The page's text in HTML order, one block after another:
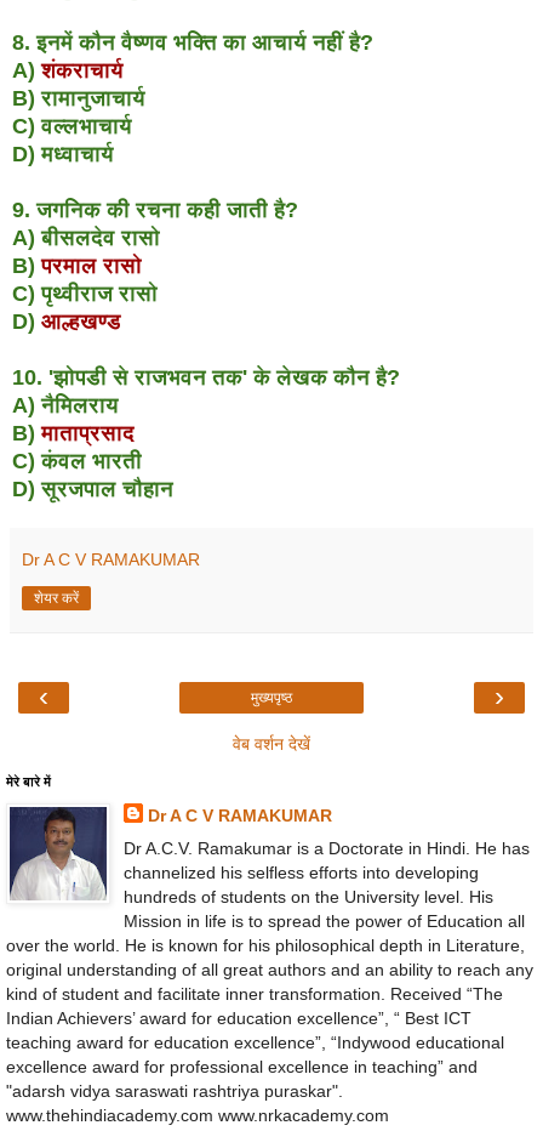
8. इनमें कौन वैष्णव भक्ति का आचार्य नहीं है?
A)शंकराचार्य
B) रामानुजाचार्य
C) वल्लभाचार्य
D) मध्वाचार्य
9. जगनिक की रचना कही जाती है?
A) बीसलदेव रासो
B)परमाल रासो
C) पृथ्वीराज रासो
D) आल्हखण्ड
10. 'झोपडी से राजभवन तक' के लेखक कौन है?
A) नैमिलराय
B)माताप्रसाद
C) कंवल भारती
D) सूरजपाल चौहान
Dr A C V RAMAKUMAR
शेयर करें
‹ ›
मुख्यपृष्ठ
वेब वर्शन देखें
मेरे बारे में
Dr A C V RAMAKUMAR
Dr A.C.V. Ramakumar is a Doctorate in Hindi. He has
channelized his selfless efforts into developing
hundreds of students on the University level. His
Mission in life is to spread the power of Education all
over the world. He is known for his philosophical depth in Literature,
original understanding of all great authors and an ability to reach any
kind of student and facilitate inner transformation. Received “The
Indian Achievers’ award for education excellence”, “ Best ICT
teaching award for education excellence”, “Indywood educational
excellence award for professional excellence in teaching” and
"adarsh vidya saraswati rashtriya puraskar".
www.thehindiacademy.com www.nrkacademy.com